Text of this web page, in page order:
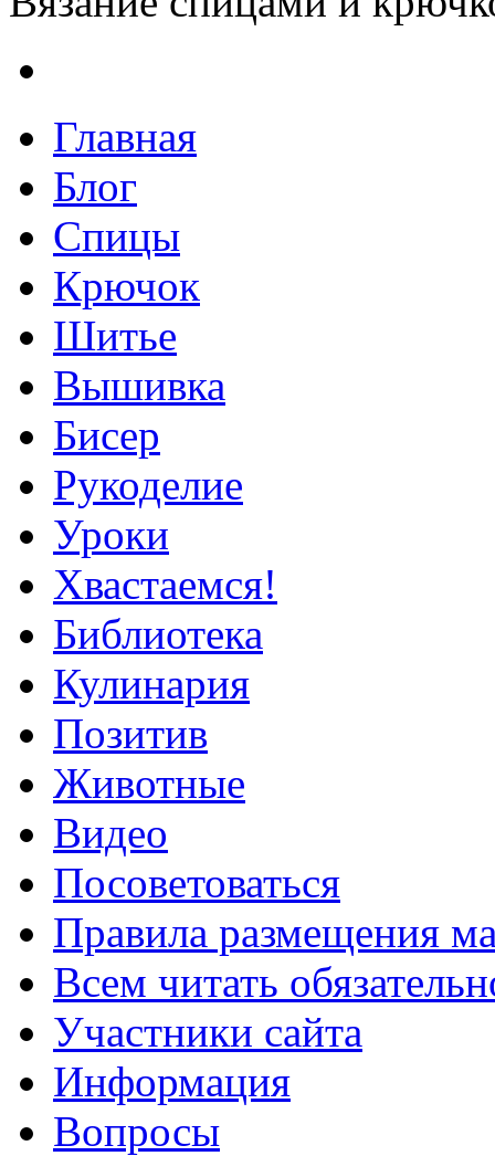
Главная
Блог
Спицы
Крючок
Шитье
Вышивка
Бисер
Рукоделие
Уроки
Хвастаемся!
Библиотека
Кулинария
Позитив
Животные
Видео
Посоветоваться
Правила размещения
Всем читать
Участники сайта
Информация
Вопросы